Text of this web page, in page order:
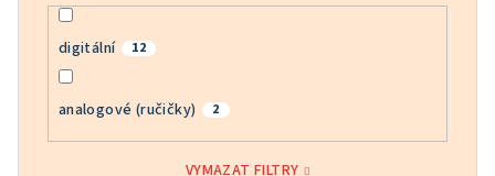
digitální 12
analogové (ručičky) 2
VYMAZAT FILTRY